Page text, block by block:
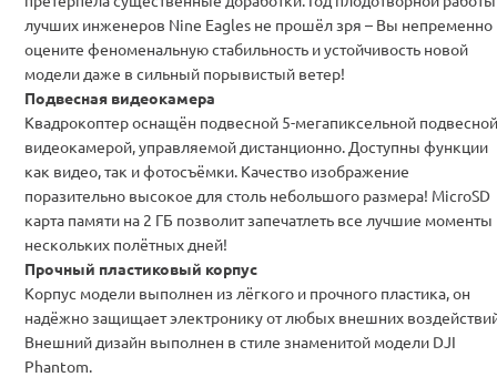
лучших инженеров Nine Eagles не прошёл зря – Вы непременно
оцените феноменальную стабильность и устойчивость новой
модели даже в сильный порывистый ветер!
Подвесная видеокамера
Квадрокоптер оснащён подвесной 5-мегапиксельной подвесной
видеокамерой, управляемой дистанционно. Доступны функции
как видео, так и фотосъёмки. Качество изображение
поразительно высокое для столь небольшого размера! MicroSD
карта памяти на 2 ГБ позволит запечатлеть все лучшие моменты
нескольких полётных дней!
Прочный пластиковый корпус
Корпус модели выполнен из лёгкого и прочного пластика, он
надёжно защищает электронику от любых внешних
Внешний дизайн выполнен в стиле знаменитой модели DJI
Phantom.